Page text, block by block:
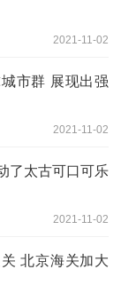
2021-11-02
市群 展现出强
2021-11-02
了太古可口可乐
2021-11-02
北京海关加大